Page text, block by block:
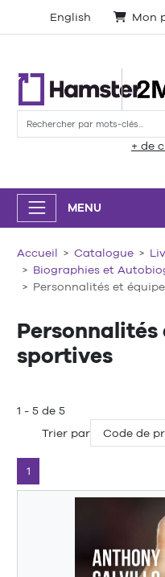
English Mon
+ de
MENU
Accueil Catalogue
Biographies et
Personnalités et
Personnalités
sportives
1 - 5 de 5
Trier par
1